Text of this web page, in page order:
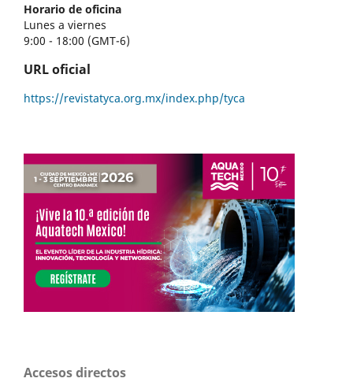
Horario de oficina
Lunes a viernes
9:00 - 18:00 (GMT-6)
URL oficial
https://revistatyca.org.mx/index.php/tyca
Accesos directos